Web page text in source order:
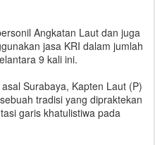
Angkatan Laut dan juga
jasa KRI dalam jumlah
9 kali ini.
Surabaya, Kapten Laut (P)
tradisi yang dipraktekan
garis khatulistiwa pada